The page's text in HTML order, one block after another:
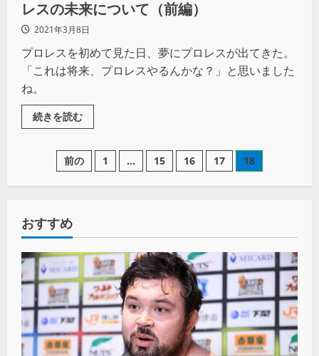
レスの未来について（前編）
2021年3月8日
プロレスを初めて見た日、夢にプロレスが出てきた。
「これは将来、プロレスやるんかな？」と思いました
ね。
続きを読む
前の 1 … 15 16 17 18
おすすめ